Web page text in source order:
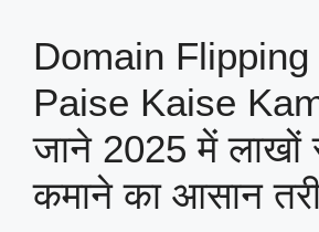
Domain Flipping
Paise Kaise
जाने 2025 में लाखों
कमाने का आसान